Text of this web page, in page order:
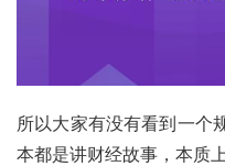
所以大家有没有看到一个
本都是讲财经故事，本质